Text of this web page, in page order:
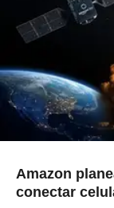
Amazon
conectar